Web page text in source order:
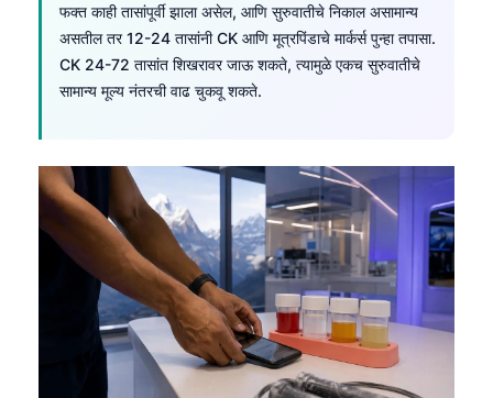
फक्त काही तासांपूर्वी झाला असेल, आणि सुरुवातीचे निकाल असामान्य
असतील तर 12-24 तासांनी CK आणि मूत्रपिंडाचे मार्कर्स पुन्हा तपासा.
CK 24-72 तासांत शिखरावर जाऊ शकते, त्यामुळे एकच सुरुवातीचे
सामान्य मूल्य नंतरची वाढ चुकवू शकते.
Bahasa Indonesia
Հայերեն
Íslenska
Српски језик
Svenska
Bosanski
Azərbaycan dili
日本語
Čeština
ქართული